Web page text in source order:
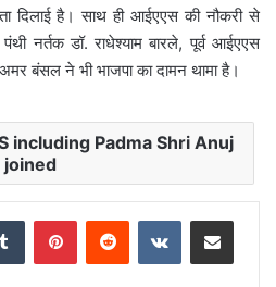
दिलाई है। साथ ही आईएएस की नौकरी से
नर्तक डॉ. राधेश्याम बारले, पूर्व आईएएस
अमर बंसल ने भी भाजपा का दामन थामा है।
including Padma Shri Anuj
joined
Tumblr PinterestReddit VKontakteShare via Email